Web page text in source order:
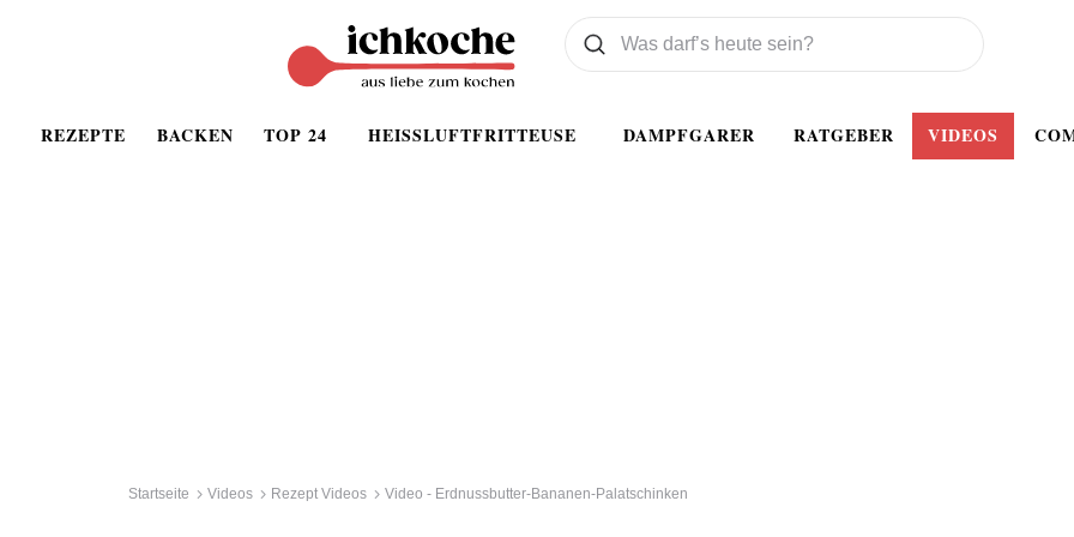
REZEPTE BACKEN TOP 24 HEISSLUFTFRITTEUSE DAMPFGARER RATGEBER VIDEOS
Was wollen Sie suchen
Suchen
Startseite Videos Rezept Videos Video - Erdnussbutter-Bananen-Palatschinken